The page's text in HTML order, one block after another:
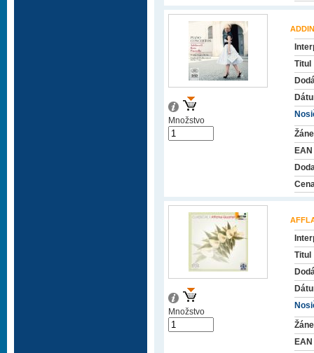
Titul
EAN
Množstvo
Titul
EAN
Množstvo